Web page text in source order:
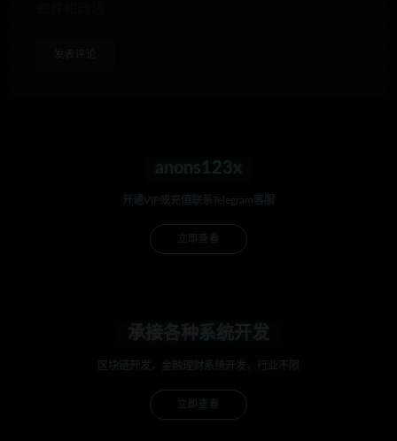
anons123x
开通VIP或充值联系Telegram客服
立即查看
承接各种系统开发
区块链开发，金融理财系统开发，行业不限
立即查看